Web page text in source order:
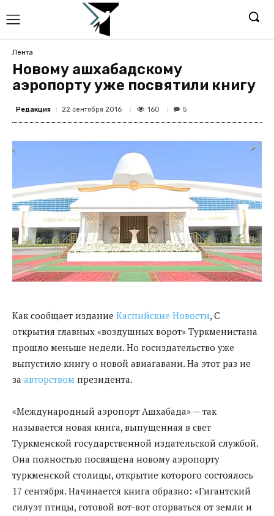
Лента
Новому ашхабадскому
аэропорту уже посвятили книгу
Редакция 22 сентября 2016 160 5
Как сообщает издание Каспийские Новости, С
открытия главных «воздушных ворот» Туркменистана
прошло меньше недели. Но госиздательство уже
выпустило книгу о новой авиагавани. На этот раз не
за авторством президента.
«Международный аэропорт Ашхабада» — так
называется новая книга, выпущенная в свет
Туркменской государственной издательской службой.
Она полностью посвящена новому аэропорту
туркменской столицы, открытие которого состоялось
17 сентября. Начинается книга образно: «Гигантский
силуэт птицы, готовой вот-вот оторваться от земли и